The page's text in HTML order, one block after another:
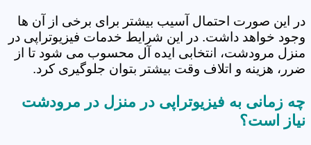
در این صورت احتمال آسیب بیشتر برای برخی از آن ها
وجود خواهد داشت. در این شرایط خدمات فیزیوتراپی در
منزل مرودشت، انتخابی ایده آل محسوب می شود تا از
ضرر، هزینه و اتلاف وقت بیشتر بتوان جلوگیری کرد.
چه زمانی به فیزیوتراپی در منزل در مرودشت
نیاز است؟